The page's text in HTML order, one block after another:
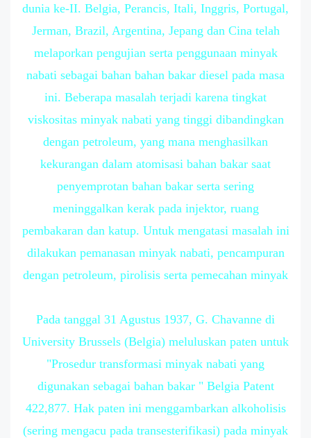
dunia ke-II. Belgia, Perancis, Itali, Inggris, Portugal,
Jerman, Brazil, Argentina, Jepang dan Cina telah
melaporkan pengujian serta penggunaan minyak
nabati sebagai bahan bahan bakar diesel pada masa
ini. Beberapa masalah terjadi karena tingkat
viskositas minyak nabati yang tinggi dibandingkan
dengan petroleum, yang mana menghasilkan
kekurangan dalam atomisasi bahan bakar saat
penyemprotan bahan bakar serta sering
meninggalkan kerak pada injektor, ruang
pembakaran dan katup. Untuk mengatasi masalah ini
dilakukan pemanasan minyak nabati, pencampuran
dengan petroleum, pirolisis serta pemecahan minyak
Pada tanggal 31 Agustus 1937, G. Chavanne di
University Brussels (Belgia) meluluskan paten untuk
"Prosedur transformasi minyak nabati yang
digunakan sebagai bahan bakar " Belgia Patent
422,877. Hak paten ini menggambarkan alkoholisis
(sering mengacu pada transesterifikasi) pada minyak